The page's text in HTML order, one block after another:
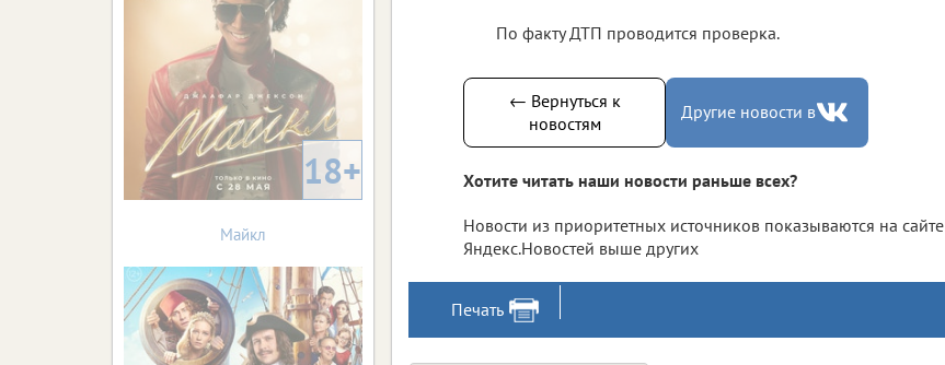
По факту ДТП проводится проверка.
← Вернуться к
новостям
Другие новости в
Хотите читать наши новости раньше всех?
Новости из приоритетных источников показываются на сайте
Яндекс.Новостей выше других
Печать
18+
Майкл